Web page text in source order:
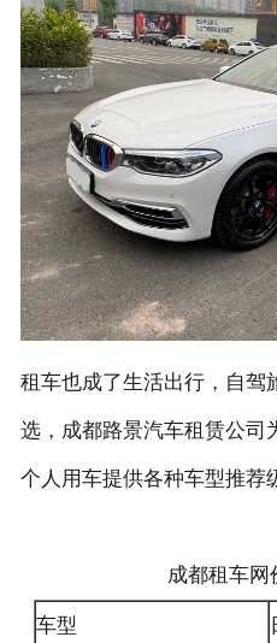
租车也成了生活出行，自驾
选，成都路景汽车租赁公司
个人用车提供各种车型推荐
成都租车网
车型